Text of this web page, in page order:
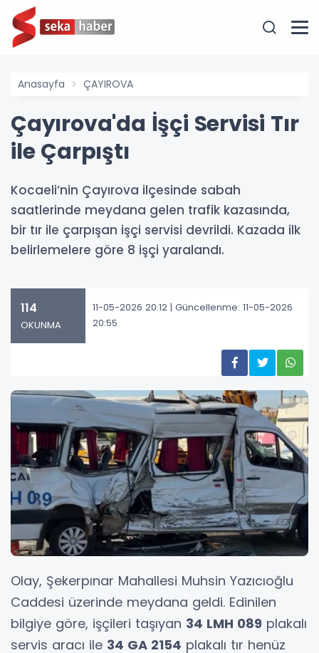
Anasayfa ÇAYIROVA
Çayırova'da İşçi Servisi Tır
ile Çarpıştı
Kocaeli’nin Çayırova ilçesinde sabah
saatlerinde meydana gelen trafik kazasında,
bir tır ile çarpışan işçi servisi devrildi. Kazada ilk
belirlemelere göre 8 işçi yaralandı.
114
OKUNMA
11-05-2026 20:12 | Güncellenme: 11-05-2026
20:55
Olay, Şekerpınar Mahallesi Muhsin Yazıcıoğlu
Caddesi üzerinde meydana geldi. Edinilen
bilgiye göre, işçileri taşıyan 34 LMH 089 plakalı
servis aracı ile 34 GA 2154 plakalı tır henüz